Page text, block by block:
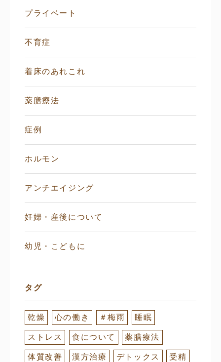
プライベート
不育症
着床のあれこれ
薬膳療法
症例
ホルモン
アンチエイジング
妊婦・産後について
幼児・こどもに
タグ
乾燥 心の働き ＃梅雨 睡眠
ストレス 食について 薬膳療法
体質改善 漢方治療 デトックス 受精